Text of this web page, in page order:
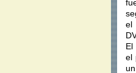
el
El
el